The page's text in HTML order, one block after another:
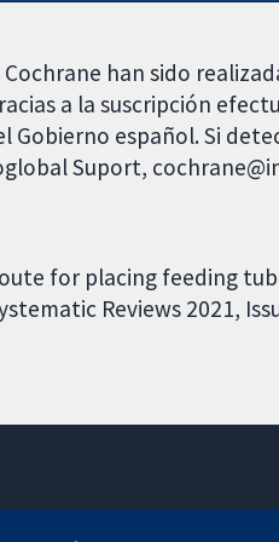
han sido
a la suscripción
Gobierno español. Si
Suport,
for placing feeding
Reviews 2021,